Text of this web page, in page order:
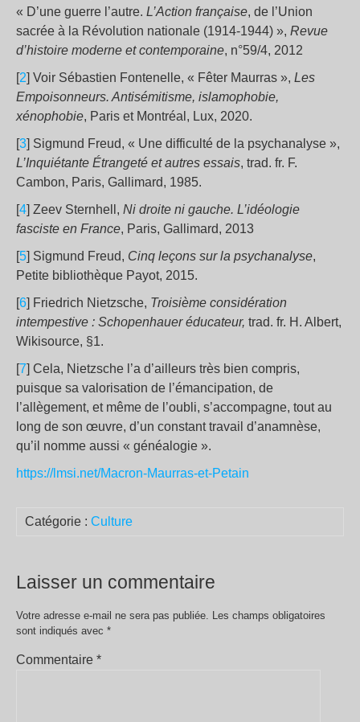
« D’une guerre l’autre. L’Action française, de l’Union
sacrée à la Révolution nationale (1914-1944) », Revue
d’histoire moderne et contemporaine, n°59/4, 2012
[2] Voir Sébastien Fontenelle, « Fêter Maurras », Les
Empoisonneurs. Antisémitisme, islamophobie,
xénophobie, Paris et Montréal, Lux, 2020.
[3] Sigmund Freud, « Une difficulté de la psychanalyse »,
L’Inquiétante Étrangeté et autres essais, trad. fr. F.
Cambon, Paris, Gallimard, 1985.
[4] Zeev Sternhell, Ni droite ni gauche. L’idéologie
fasciste en France, Paris, Gallimard, 2013
[5] Sigmund Freud, Cinq leçons sur la psychanalyse,
Petite bibliothèque Payot, 2015.
[6] Friedrich Nietzsche, Troisième considération
intempestive : Schopenhauer éducateur, trad. fr. H. Albert,
Wikisource, §1.
[7] Cela, Nietzsche l’a d’ailleurs très bien compris,
puisque sa valorisation de l’émancipation, de
l’allègement, et même de l’oubli, s’accompagne, tout au
long de son œuvre, d’un constant travail d’anamnèse,
qu’il nomme aussi « généalogie ».
https://lmsi.net/Macron-Maurras-et-Petain
Catégorie : Culture
Laisser un commentaire
Votre adresse e-mail ne sera pas publiée. Les champs obligatoires
sont indiqués avec *
Commentaire *